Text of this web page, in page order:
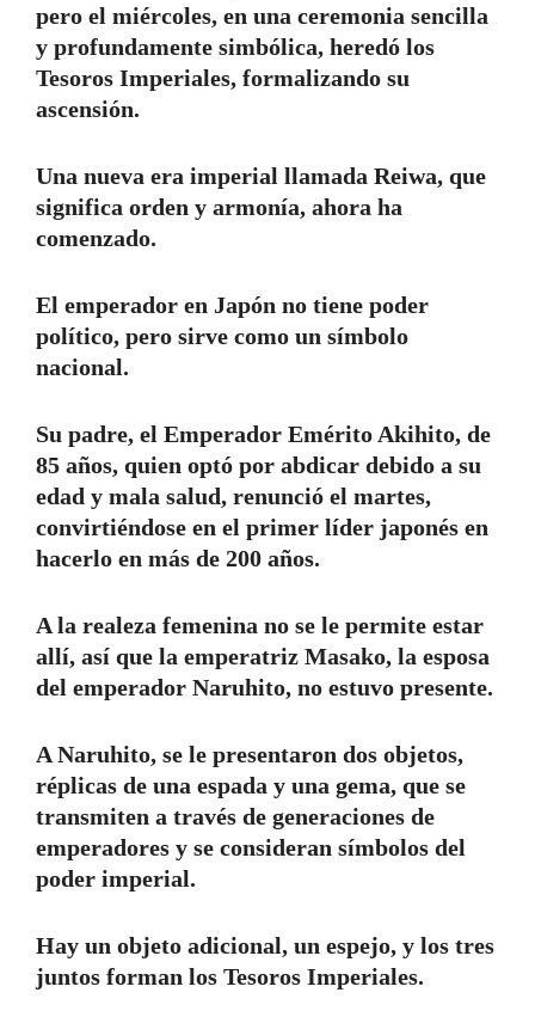
pero el miércoles, en una ceremonia sencilla
y profundamente simbólica, heredó los
Tesoros Imperiales, formalizando su
ascensión.
Una nueva era imperial llamada Reiwa, que
significa orden y armonía, ahora ha
comenzado.
El emperador en Japón no tiene poder
político, pero sirve como un símbolo
nacional.
Su padre, el Emperador Emérito Akihito, de
85 años, quien optó por abdicar debido a su
edad y mala salud, renunció el martes,
convirtiéndose en el primer líder japonés en
hacerlo en más de 200 años.
A la realeza femenina no se le permite estar
allí, así que la emperatriz Masako, la esposa
del emperador Naruhito, no estuvo presente.
A Naruhito, se le presentaron dos objetos,
réplicas de una espada y una gema, que se
transmiten a través de generaciones de
emperadores y se consideran símbolos del
poder imperial.
Hay un objeto adicional, un espejo, y los tres
juntos forman los Tesoros Imperiales.